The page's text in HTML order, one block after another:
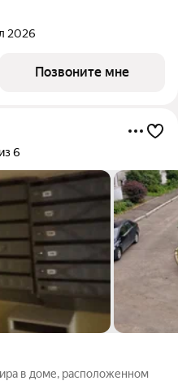
2026
Позвоните мне
6
в доме, расположенном